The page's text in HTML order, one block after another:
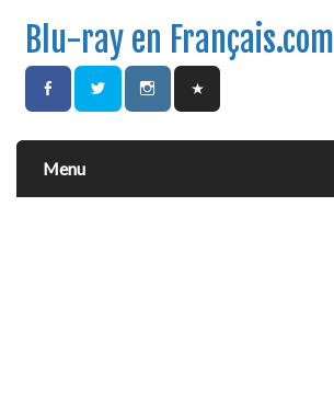
Blu-ray en Français.com
Menu